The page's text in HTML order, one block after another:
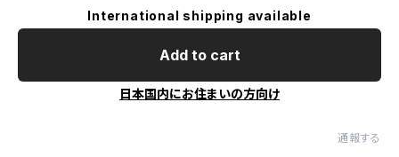
International shipping available
Add to cart
日本国内にお住まいの方向け
通報する